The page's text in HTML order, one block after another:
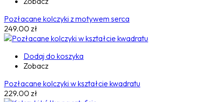
Pozłacane kolczyki z motywem serca
249.00 zł
Dodaj do koszyka
Zobacz
Pozłacane kolczyki w kształcie kwadratu
229.00 zł